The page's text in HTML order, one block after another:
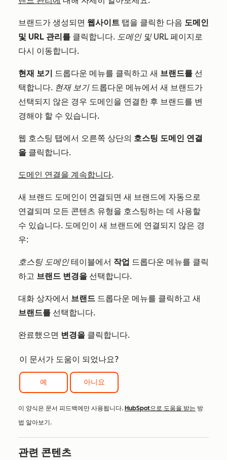
브랜드가 생성되면 웹사이트 탭을 클릭한 다음 도메인
및 URL 관리를 클릭합니다. 도메인 및 URL 페이지로
다시 이동합니다.
현재 보기 드롭다운 메뉴를 클릭하고 새 브랜드를 선
택합니다. 현재 보기드롭다운 메뉴에서 새 브랜드가
선택되지 않은 경우 도메인을 연결한 후 브랜드를 변
경해야 할 수 있습니다.
웹 호스팅 탭에서 오른쪽 상단의 호스팅 도메인 연결
을 클릭합니다.
도메인 연결을 계속합니다.
새 브랜드 도메인이 연결되면 새 브랜드에 자동으로
연결되며 모든 콘텐츠 유형을 호스팅하는 데 사용할
수 있습니다. 도메인이 새 브랜드에 연결되지 않은 경
우:
호스팅 도메인테이블에서 작업 드롭다운 메뉴를 클릭
하고 브랜드 변경을 선택합니다.
대화 상자에서 브랜드 드롭다운 메뉴를 클릭하고 새
브랜드를 선택합니다.
완료했으면 변경을 클릭합니다.
이 문서가 도움이 되었나요?
예 아니요
이 양식은 문서 피드백에만 사용됩니다. HubSpot으로 도움을 받는 방
법 알아보기.
관련 콘텐츠